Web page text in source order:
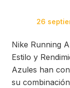
Posted
26
Nike Running
Estilo y
Azules han
su